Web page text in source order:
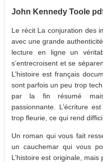
John Kennedy Toole
Le récit La conjuration des
avec une grande
lecture en ligne un
s’entrecroisent et se
L’histoire est français
sont parfois un peu trop
par la fin résumé
passionnante. L’écriture
trop fleurie, ce qui rend
Un roman qui vous fait
un cauchemar qui vous
L’histoire est originale,